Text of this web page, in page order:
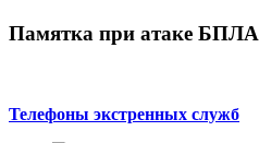
Памятка при атаке БПЛА
Телефоны экстренных служб